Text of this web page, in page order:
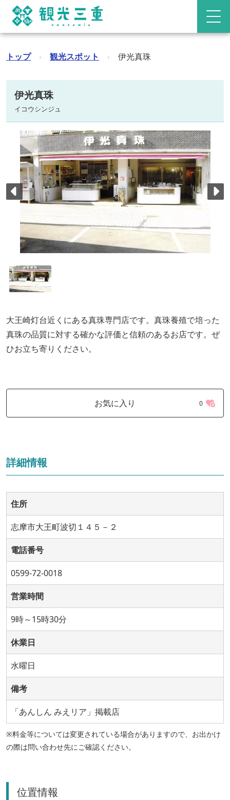
トップ › 観光スポット › 伊光真珠
伊光真珠
イコウシンジュ
大王崎灯台近くにある真珠専門店です。真珠養殖で培った
真珠の品質に対する確かな評価と信頼のあるお店です。ぜ
ひお立ち寄りください。
お気に入り 0
詳細情報
住所
志摩市大王町波切１４５－２
電話番号
0599-72-0018
営業時間
9時～15時30分
休業日
水曜日
備考
「あんしん みえリア」掲載店
※料金等については変更されている場合がありますので、お出かけ
の際は問い合わせ先にご確認ください。
位置情報